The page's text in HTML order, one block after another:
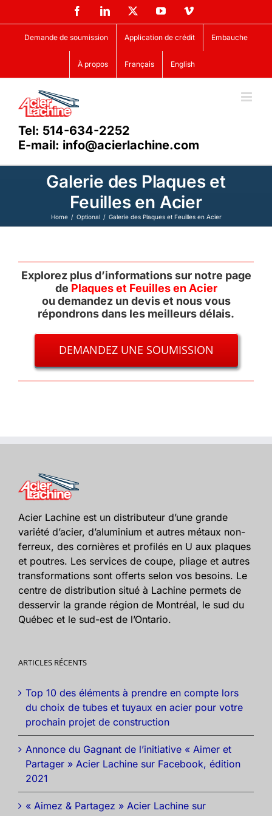
to
content
FacebookLinkedIn YouTubeVimeo
Demande de soumission Application de crédit Embauche
À propos Français English
Tel: 514-634-2252
E-mail: info@acierlachine.com
Galerie des Plaques et
Feuilles en Acier
Home Optional Galerie des Plaques et Feuilles en Acier
Explorez plus d’informations sur notre page
de Plaques et Feuilles en Acier
ou demandez un devis et nous vous
répondrons dans les meilleurs délais.
DEMANDEZ UNE SOUMISSION
Acier Lachine est un distributeur d’une grande
variété d’acier, d’aluminium et autres métaux non-
ferreux, des cornières et profilés en U aux plaques
et poutres. Les services de coupe, pliage et autres
transformations sont offerts selon vos besoins. Le
centre de distribution situé à Lachine permets de
desservir la grande région de Montréal, le sud du
Québec et le sud-est de l’Ontario.
ARTICLES RÉCENTS
Top 10 des éléments à prendre en compte lors
du choix de tubes et tuyaux en acier pour votre
prochain projet de construction
Annonce du Gagnant de l’initiative « Aimer et
Partager » Acier Lachine sur Facebook, édition
2021
« Aimez & Partagez » Acier Lachine sur